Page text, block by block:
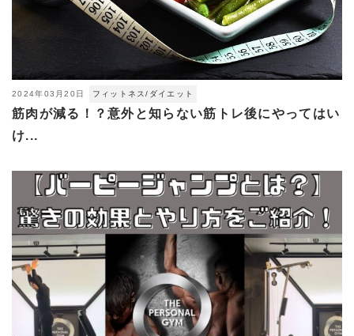
2024年03月20日 フィットネス/ダイエット
筋肉が減る！？意外と知らない筋トレ後にやってはい
け...